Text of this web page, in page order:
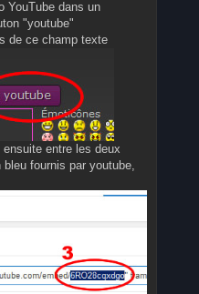
YouTube dans un
"youtube"
de ce champ texte
entre les deux
fournis par youtube,